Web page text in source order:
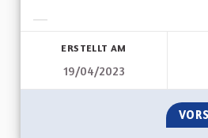
ERSTELLT AM
19/04/2023